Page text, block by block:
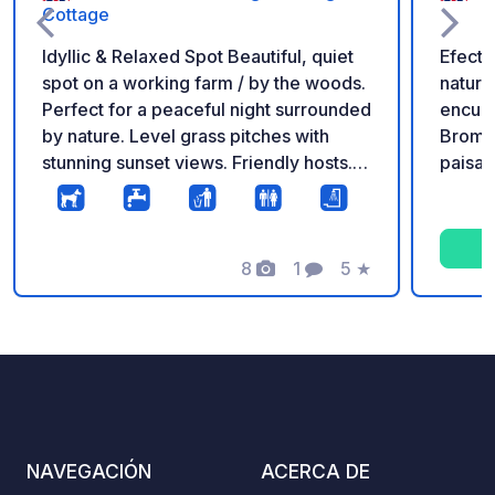
Cottage
Idyllic & Relaxed Spot Beautiful, quiet
spot on a working farm / by the woods.
Perfect for a peaceful night surrounded
by nature. Level grass pitches with
stunning sunset views. Friendly hosts.
Dogs welcome! Services: Freshwater
available, trash bins, and clean toilets.
motorhomes up to 10m. Great local pub
a 20-minute walk away. Call or email to
8
Fotos
1
Comentario
5
Calificación
★
Efectivo o
NAVEGACIÓN ACERCA DE